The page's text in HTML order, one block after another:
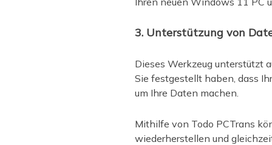
3. Unterstützung von
Dieses Werkzeug unterstützt
Sie festgestellt haben, dass
um Ihre Daten machen.
Mithilfe von Todo PCTrans
wiederherstellen und